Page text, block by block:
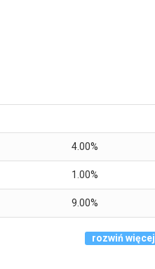
4.00%
1.00%
9.00%
rozwiń więcej